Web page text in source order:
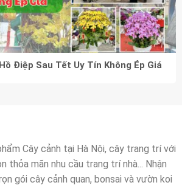
Điệp Sau Tết Uy Tín Không Ép Giá
Cây cảnh tại Hà Nội, cây trang trí với
thỏa mãn nhu cầu trang trí nhà... Nhận
gói cây cảnh quan, bonsai và vườn koi